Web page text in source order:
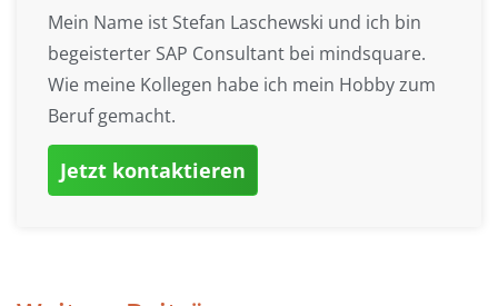
Mein Name ist Stefan Laschewski und ich bin
begeisterter SAP Consultant bei mindsquare.
Wie meine Kollegen habe ich mein Hobby zum
Beruf gemacht.
Jetzt kontaktieren